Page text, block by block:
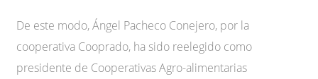
De este modo, Ángel Pacheco Conejero, por la
cooperativa Cooprado, ha sido reelegido como
presidente de Cooperativas Agro-alimentarias